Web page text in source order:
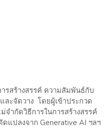
รสร้างสรรค์ ความสัมพันธ์กับ
ะจัดวาง โดยผู้เข้าประกวด
ำกัดวิธีการในการสร้างสรรค์
แปลงจาก Generative AI ฯลฯ